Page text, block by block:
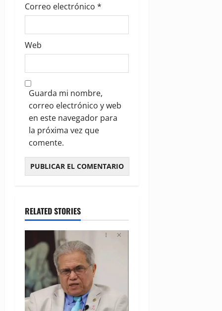
Correo electrónico *
Web
Guarda mi nombre,
correo electrónico y web
en este navegador para
la próxima vez que
comente.
RELATED STORIES